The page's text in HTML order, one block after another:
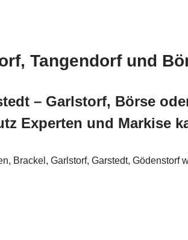
Tangendorf und
– Garlstorf, Börse
Experten und Markise
Brackel, Garlstorf, Garstedt, Gödenstorf